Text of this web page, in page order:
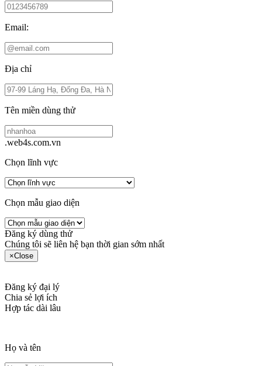
Email:
Địa chỉ
Tên miền dùng thử
.web4s.com.vn
Chọn lĩnh vực
Chọn mẫu giao diện
Đăng ký dùng thử
Chúng tôi sẽ liên hệ bạn thời gian sớm nhất
×Close
Đăng ký đại lý
Chia sẻ lợi ích
Hợp tác dài lâu
Họ và tên